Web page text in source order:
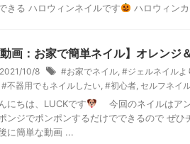
きる ハロウィンネイルです
ハロウィン
動画：お家で簡単ネイル】オレンジ
2021/10/8 #お家でネイル, #ジェルネイルよ
#不器用でもネイルしたい, #初心者, セルフネイ
にちは、LUCKです
今回のネイルはア
ンジでポンポンするだけでできるので ぜ
に簡単な動画 ...